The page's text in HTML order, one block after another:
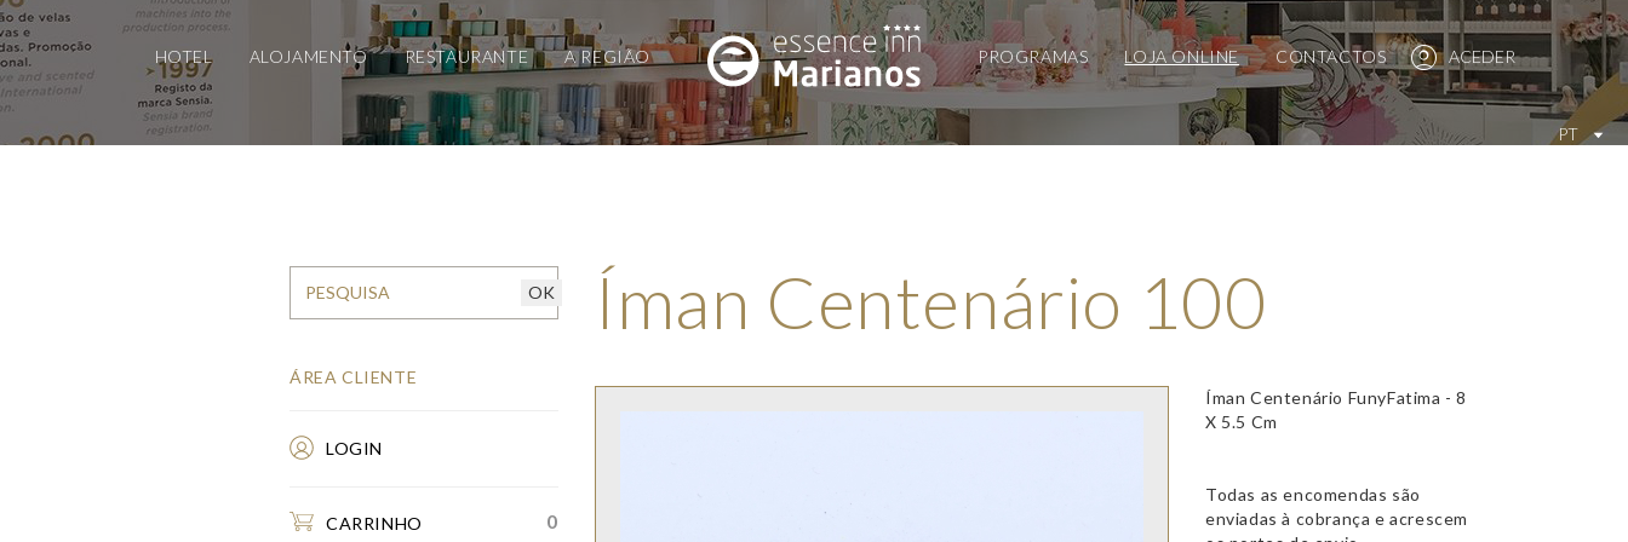
PT
HOTEL ALOJAMENTO RESTAURANTE A REGIÃO PROGRAMAS LOJA ONLINE CONTACTOS ACEDER
ÁREA CLIENTE
LOGIN
CARRINHO 0
Íman Centenário 100
Íman Centenário FunyFatima - 8
X 5.5 Cm
Todas as encomendas são
enviadas à cobrança e acrescem